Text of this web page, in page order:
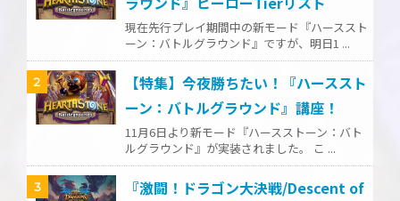
現在先行プレイ期間中の新モード『ハーススト
ーン：バトルグラウンド』ですが、明日1 ...
2
【特集】今夜勝ちたい！『ハーススト
ーン：バトルグラウンド』講座！
11月6日より新モード『ハースストーン：バト
ルグラウンド』が実装されました。 こ ...
3
『激闘！ドラゴン大決戦/Descent of